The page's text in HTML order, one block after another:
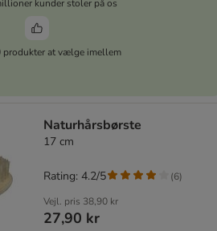
kunder stoler på os
produkter at vælge imellem
Naturhårsbørste
17 cm
Vejl. pris 38,90 kr
27,90 kr
Rating: 4.2/5 (6)